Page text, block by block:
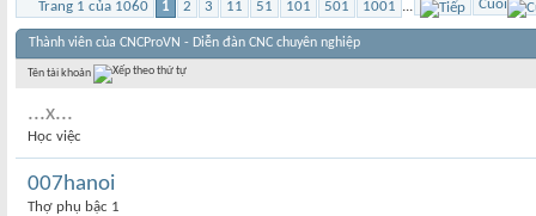
Trang 1 của 1060 1 2 3 11 51 101 501 1001 ... Cuối
Thành viên của CNCProVN - Diễn đàn CNC chuyên nghiệp
Tên tài khoản
...x...
Học việc
007hanoi
Thợ phụ bậc 1